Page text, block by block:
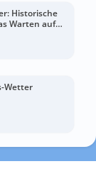
Historische
Warten auf
Wetter